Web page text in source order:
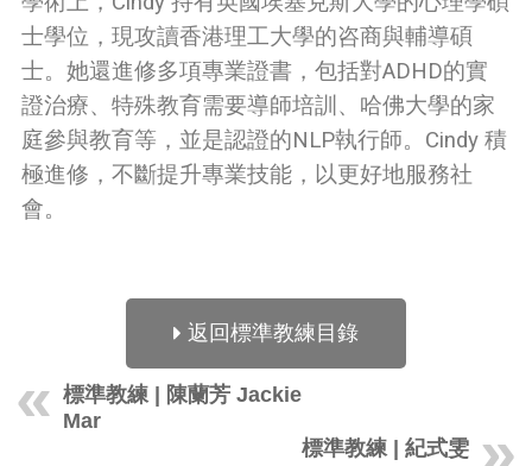
士學位，現攻讀香港理工大學的咨商與輔導碩
士。她還進修多項專業證書，包括對ADHD的實
證治療、特殊教育需要導師培訓、哈佛大學的家
庭參與教育等，並是認證的NLP執行師。Cindy 積
極進修，不斷提升專業技能，以更好地服務社
會。
返回標準教練目錄
標準教練 | 陳蘭芳 Jackie
Mar
標準教練 | 紀式雯